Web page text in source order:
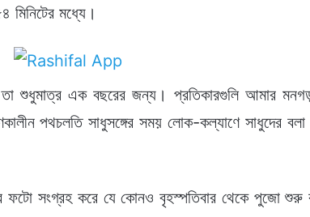
মিনিটের মধ্যে।
তা শুধুমাত্র এক বছরের জন্য। প্রতিকারগুলি আমার
পথচলতি সাধুসঙ্গের সময় লোক-কল্যাণে সাধুদের বলা
ফটো সংগ্রহ করে যে কোনও বৃহস্পতিবার থেকে পুজো শুরু